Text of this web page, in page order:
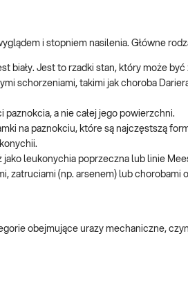
i stopniem nasilenia. Główne
biały. Jest to rzadki stan, który może
schorzeniami, takimi jak choroba
paznokcia, a nie całej jego powierzchni.
na paznokciu, które są najczęstszą
jako leukonychia poprzeczna lub linie
zatruciami (np. arsenem) lub chorobami
obejmujące urazy mechaniczne,